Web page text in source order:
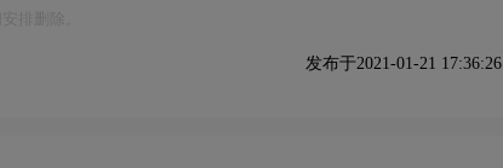
发布于2021-01-21 17:36:26